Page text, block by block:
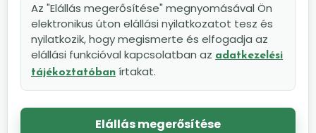
Az "Elállás megerősítése" megnyomásával Ön
elektronikus úton elállási nyilatkozatot tesz és
nyilatkozik, hogy megismerte és elfogadja az
elállási funkcióval kapcsolatban az adatkezelési
tájékoztatóban írtakat.
Elállás megerősítése